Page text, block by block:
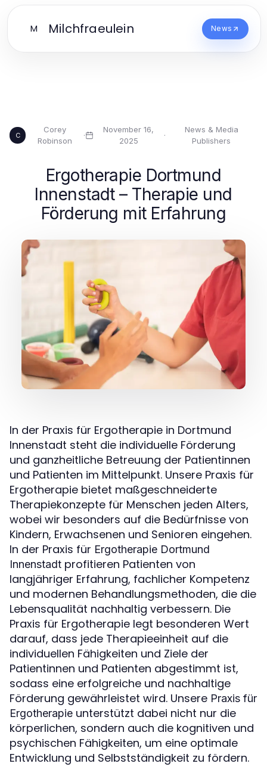
M Milchfraeulein News
C
Corey
Robinson
·
November 16,
2025
·
News & Media
Publishers
Ergotherapie Dortmund
Innenstadt – Therapie und
Förderung mit Erfahrung
In der Praxis für Ergotherapie in Dortmund
Innenstadt steht die individuelle Förderung
und ganzheitliche Betreuung der Patientinnen
und Patienten im Mittelpunkt. Unsere Praxis für
Ergotherapie bietet maßgeschneiderte
Therapiekonzepte für Menschen jeden Alters,
wobei wir besonders auf die Bedürfnisse von
Kindern, Erwachsenen und Senioren eingehen.
In der Praxis für Ergotherapie Dortmund
Innenstadt profitieren Patienten von
langjähriger Erfahrung, fachlicher Kompetenz
und modernen Behandlungsmethoden, die die
Lebensqualität nachhaltig verbessern. Die
Praxis für Ergotherapie legt besonderen Wert
darauf, dass jede Therapieeinheit auf die
individuellen Fähigkeiten und Ziele der
Patientinnen und Patienten abgestimmt ist,
sodass eine erfolgreiche und nachhaltige
Förderung gewährleistet wird. Unsere Praxis für
Ergotherapie unterstützt dabei nicht nur die
körperlichen, sondern auch die kognitiven und
psychischen Fähigkeiten, um eine optimale
Entwicklung und Selbstständigkeit zu fördern.